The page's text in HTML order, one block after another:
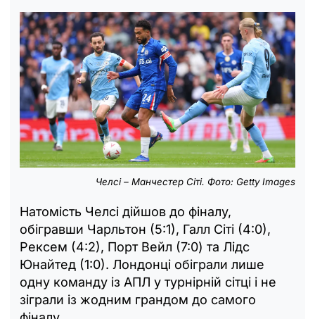
Челсі – Манчестер Сіті. Фото: Getty Images
Натомість Челсі дійшов до фіналу,
обігравши Чарльтон (5:1), Галл Сіті (4:0),
Рексем (4:2), Порт Вейл (7:0) та Лідс
Юнайтед (1:0). Лондонці обіграли лише
одну команду із АПЛ у турнірній сітці і не
зіграли із жодним грандом до самого